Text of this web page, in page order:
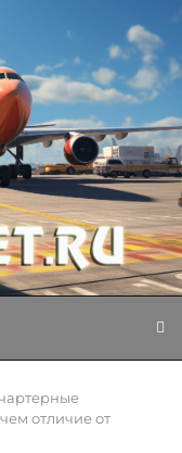
отличие от